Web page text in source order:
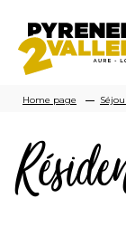
main
content
Home page